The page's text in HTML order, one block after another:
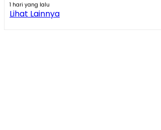
1 hari yang lalu
Lihat Lainnya